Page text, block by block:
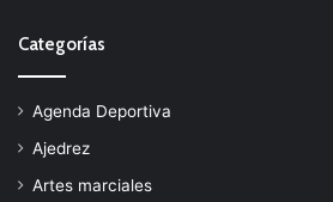
Categorías
Agenda Deportiva
Ajedrez
Artes marciales